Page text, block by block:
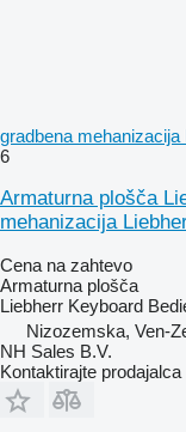
gradbena mehanizacija
6
Armaturna plošča
mehanizacija
Cena na zahtevo
Armaturna plošča
Liebherr Keyboard
Nizozemska, Ven-
NH Sales B.V.
Kontaktirajte prodajalca